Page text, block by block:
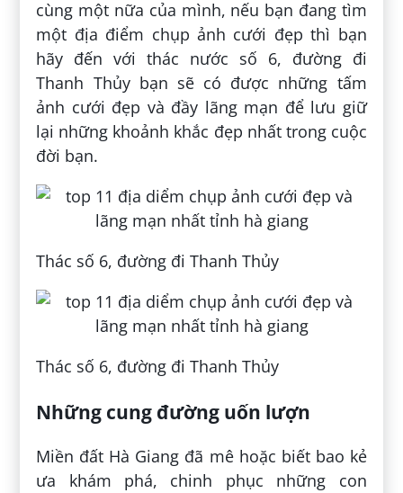
cùng một nữa của mình, nếu bạn đang tìm
một địa điểm chụp ảnh cưới đẹp thì bạn
hãy đến với thác nước số 6, đường đi
Thanh Thủy bạn sẽ có được những tấm
ảnh cưới đẹp và đầy lãng mạn để lưu giữ
lại những khoảnh khắc đẹp nhất trong cuộc
đời bạn.
Thác số 6, đường đi Thanh Thủy
Thác số 6, đường đi Thanh Thủy
Những cung đường uốn lượn
Miền đất Hà Giang đã mê hoặc biết bao kẻ
ưa khám phá, chinh phục những con